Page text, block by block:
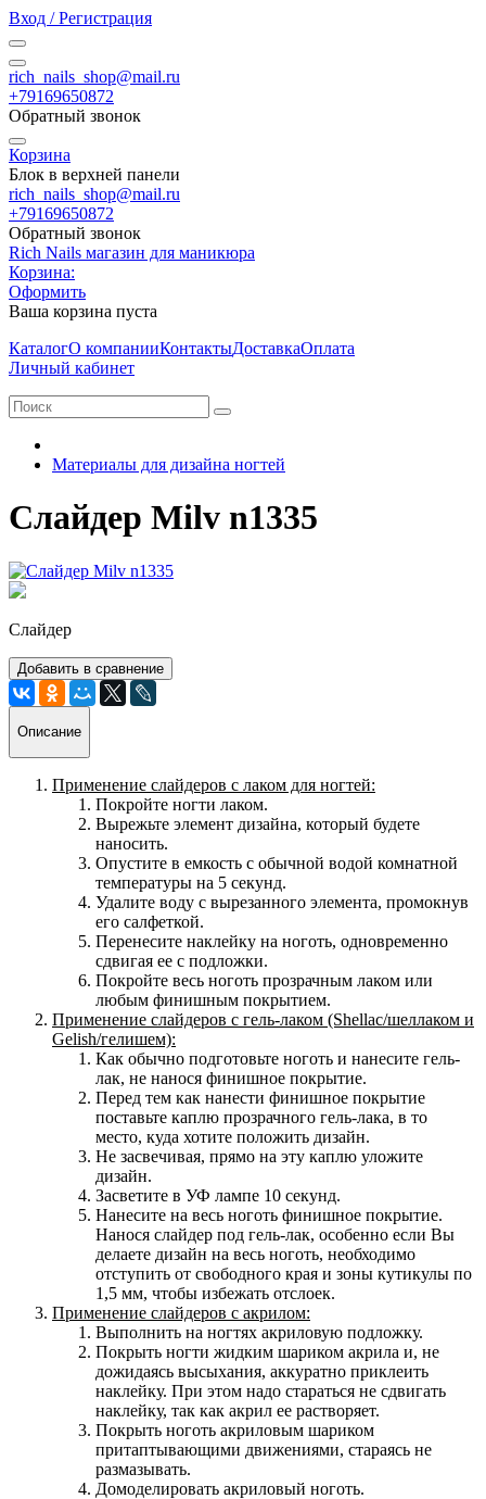
Вход / Регистрация
rich_nails_shop@mail.ru
+79169650872
Обратный звонок
Корзина
Блок в верхней панели
rich_nails_shop@mail.ru
+79169650872
Обратный звонок
Rich Nails магазин для маникюра
Корзина:
Оформить
Ваша корзина пуста
КаталогО компанииКонтактыДоставкаОплата
Личный кабинет
Материалы для дизайна ногтей
Слайдер Milv n1335
Слайдер
Добавить в сравнение
Описание
Применение слайдеров с лаком для ногтей:
Покройте ногти лаком.
Вырежьте элемент дизайна, который будете
наносить.
Опустите в емкость с обычной водой комнатной
температуры на 5 секунд.
Удалите воду с вырезанного элемента, промокнув
его салфеткой.
Перенесите наклейку на ноготь, одновременно
сдвигая ее с подложки.
Покройте весь ноготь прозрачным лаком или
любым финишным покрытием.
Применение слайдеров с гель-лаком (Shellac/шеллаком и
Gelish/гелишем):
Как обычно подготовьте ноготь и нанесите гель-
лак, не нанося финишное покрытие.
Перед тем как нанести финишное покрытие
поставьте каплю прозрачного гель-лака, в то
место, куда хотите положить дизайн.
Не засвечивая, прямо на эту каплю уложите
дизайн.
Засветите в УФ лампе 10 секунд.
Нанесите на весь ноготь финишное покрытие.
Нанося слайдер под гель-лак, особенно если Вы
делаете дизайн на весь ноготь, необходимо
отступить от свободного края и зоны кутикулы по
1,5 мм, чтобы избежать отслоек.
Применение слайдеров с акрилом:
Выполнить на ногтях акриловую подложку.
Покрыть ногти жидким шариком акрила и, не
дожидаясь высыхания, аккуратно приклеить
наклейку. При этом надо стараться не сдвигать
наклейку, так как акрил ее растворяет.
Покрыть ноготь акриловым шариком
притаптывающими движениями, стараясь не
размазывать.
Домоделировать акриловый ноготь.